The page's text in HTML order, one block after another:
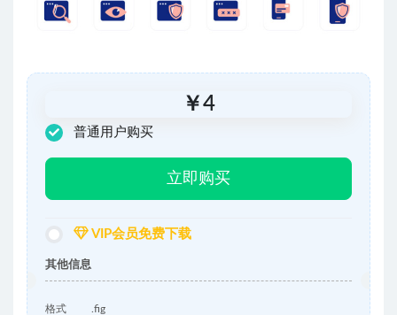
￥4
普通用户购买
立即购买
VIP会员免费下载
其他信息
格式 .fig